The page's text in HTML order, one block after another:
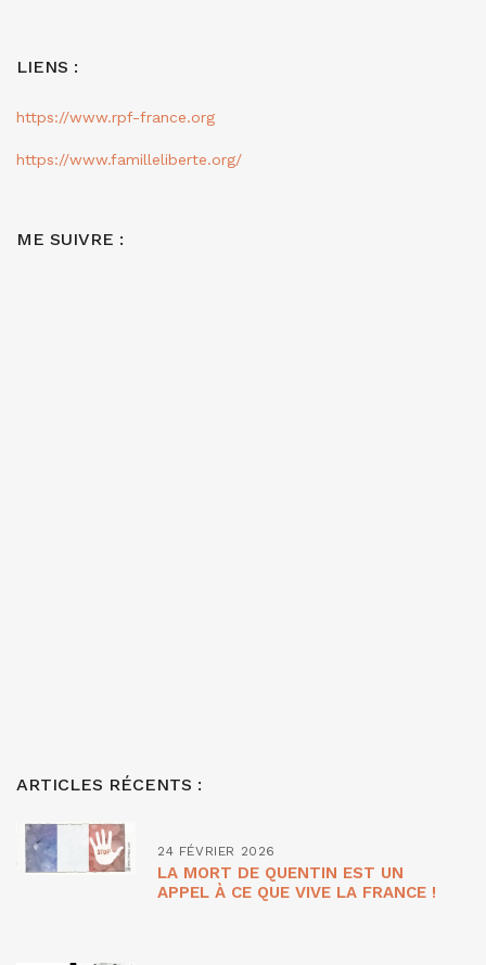
LIENS :
https://www.rpf-france.org
https://www.familleliberte.org/
ME SUIVRE :
ARTICLES RÉCENTS :
24 FÉVRIER 2026
LA MORT DE QUENTIN EST UN
APPEL À CE QUE VIVE LA FRANCE !